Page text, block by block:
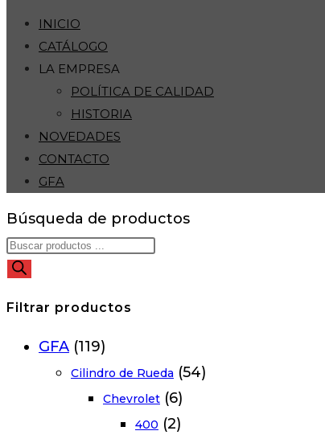
INICIO
CATÁLOGO
LA EMPRESA
POLÍTICA DE CALIDAD
HISTORIA
NOVEDADES
CONTACTO
GFA
Búsqueda de productos
Filtrar productos
GFA (119)
Cilindro de Rueda (54)
Chevrolet (6)
400 (2)